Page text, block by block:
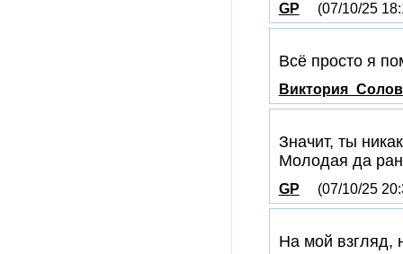
GP (07/10/25
Всё просто я
Значит, ты
Молодая да
GP (07/10/25
На мой взгляд,